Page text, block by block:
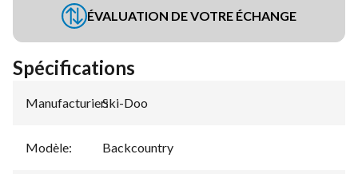
ÉVALUATION DE VOTRE ÉCHANGE
Spécifications
Manufacturier:
Ski-Doo
Modèle: Backcountry